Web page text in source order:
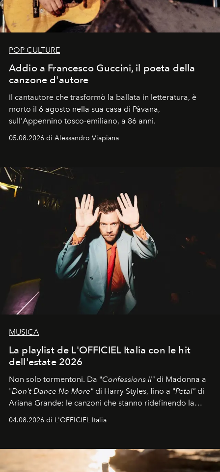
POP CULTURE
Addio a Francesco Guccini, il poeta della
canzone d'autore
Il cantautore che trasformò la ballata in letteratura, è
morto il 6 agosto nella sua casa di Pàvana,
sull'Appennino tosco-emiliano, a 86 anni.
05.08.2026 di Alessandro Viapiana
MUSICA
La playlist de L'OFFICIEL Italia con le hit
dell'estate 2026
Non solo tormentoni. Da "Confessions II" di Madonna a
"Don't Dance No More" di Harry Styles, fino a "Petal" di
Ariana Grande: le canzoni che stanno ridefinendo la
colonna sonora della stagione.
04.08.2026 di L'OFFICIEL Italia